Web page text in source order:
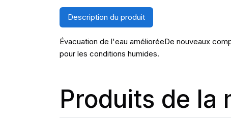
Description du produit
Évacuation de l'eau amélioréeDe nouveaux
pour les conditions humides.
Produits de la